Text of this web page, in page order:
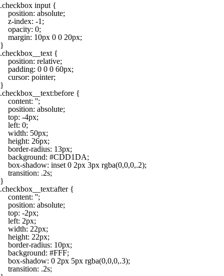
.checkbox input {
    position: absolute;
    z-index: -1;
    opacity: 0;
    margin: 10px 0 0 20px;
}
.checkbox__text {
    position: relative;
    padding: 0 0 0 60px;
    cursor: pointer;
}
.checkbox__text:before {
    content: '';
    position: absolute;
    top: -4px;
    left: 0;
    width: 50px;
    height: 26px;
    border-radius: 13px;
    background: #CDD1DA;
    box-shadow: inset 0 2px 3px rgba(0,0,0,.2);
    transition: .2s;
}
.checkbox__text:after {
    content: '';
    position: absolute;
    top: -2px;
    left: 2px;
    width: 22px;
    height: 22px;
    border-radius: 10px;
    background: #FFF;
    box-shadow: 0 2px 5px rgba(0,0,0,.3);
    transition: .2s;